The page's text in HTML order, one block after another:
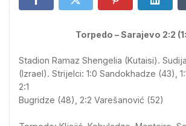
Torpedo – Sarajevo 2:2
Stadion Ramaz Shengelia (Kutaisi).
(Izrael). Strijelci: 1:0 Sandokhadze (43),
2:1
Bugridze (48), 2:2 Varešanović (52)